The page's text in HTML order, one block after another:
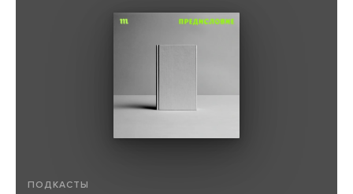
ПОДКАСТЫ